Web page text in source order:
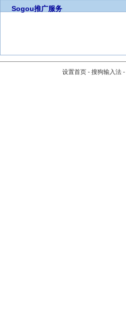
Sogou推广服务
设置首页 - 搜狗输入法 -